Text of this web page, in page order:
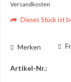
Versandkosten
Dieses Stück ist
Merken
Artikel-Nr.: